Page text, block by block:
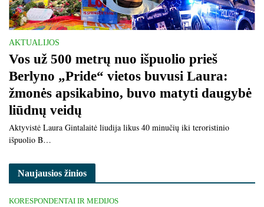
AKTUALIJOS
Vos už 500 metrų nuo išpuolio prieš
Berlyno „Pride“ vietos buvusi Laura:
žmonės apsikabino, buvo matyti daugybė
liūdnų veidų
Aktyvistė Laura Gintalaitė liudija likus 40 minučių iki teroristinio
išpuolio B…
Naujausios žinios
KORESPONDENTAI IR MEDIJOS